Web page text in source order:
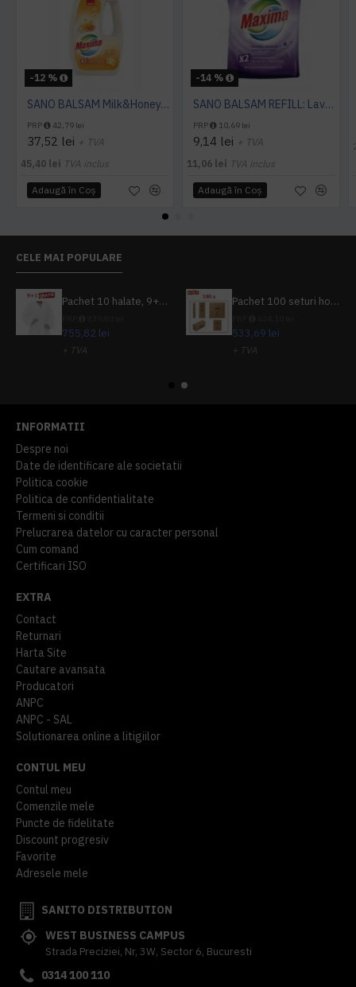
-12 %
SANO BALSAM Milk&Honey, 4L
PRP 42,79 lei
37,52 lei + TVA
45,40 lei TVA inclus
Adaugă în Coş
-14 %
SANO BALSAM REFILL: Lavender, 1L
PRP 10,69 lei
9,14 lei + TVA
11,06 lei TVA inclus
Adaugă în Coş
CELE MAI POPULARE
Pachet 10 halate, 9+1 gratuit
755,82 lei
+ TVA
Pachet 100 seturi hoteliere, set dentar, set barbierit, casca de dus, pila unghii, set cusut
533,69 lei
+ TVA
INFORMATII
Despre noi
Date de identificare ale societatii
Politica cookie
Politica de confidentialitate
Termeni si conditii
Prelucrarea datelor cu caracter personal
Cum comand
Certificari ISO
EXTRA
Contact
Returnari
Harta Site
Cautare avansata
Producatori
ANPC
ANPC - SAL
Solutionarea online a litigiilor
CONTUL MEU
Contul meu
Comenzile mele
Puncte de fidelitate
Discount progresiv
Favorite
Adresele mele
SANITO DISTRIBUTION
WEST BUSINESS CAMPUS
Strada Preciziei, Nr, 3W, Sector 6, Bucuresti
0314 100 110